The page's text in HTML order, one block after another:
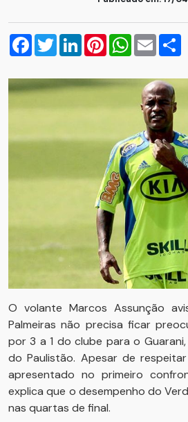
Facebook
TwitterLinkedInPinterestWhatsApp
Email
O volante Marcos Assunção
Palmeiras não precisa ficar
por 3 a 1 do clube para o
do Paulistão. Apesar de
apresentado no primeiro
explica que o desempenho do
nas quartas de final.